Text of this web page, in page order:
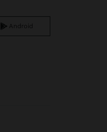
Android